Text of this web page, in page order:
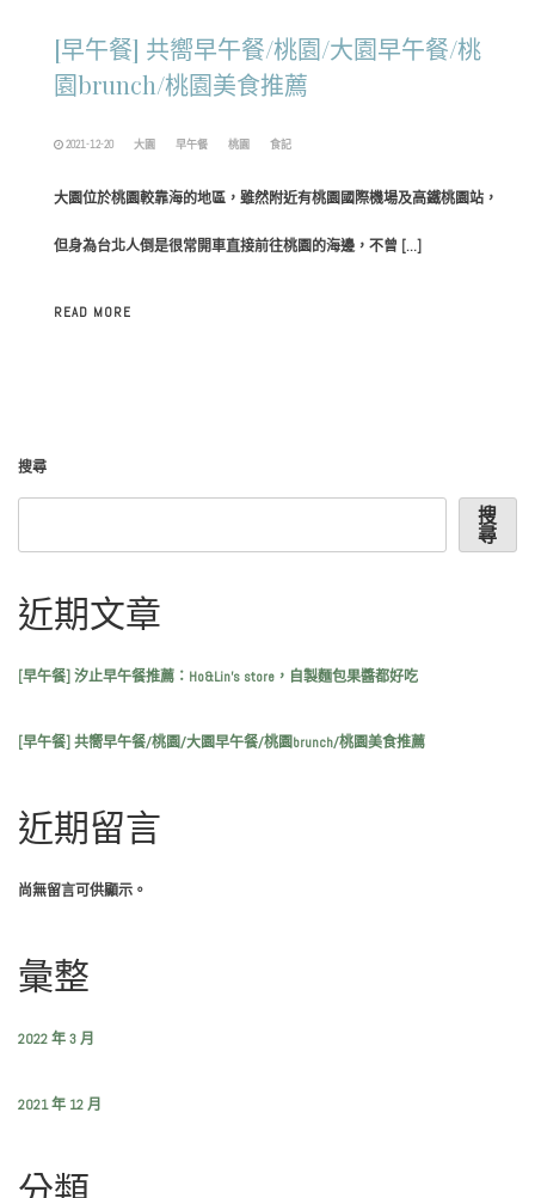
[早午餐] 共嚮早午餐/桃園/大園早午餐/桃
園brunch/桃園美食推薦
2021-12-20 大園 早午餐 桃園 食記
大園位於桃園較靠海的地區，雖然附近有桃園國際機場及高鐵桃園站，
但身為台北人倒是很常開車直接前往桃園的海邊，不曾 […]
READ MORE
搜尋
搜
尋
近期文章
[早午餐] 汐止早午餐推薦：Ho&Lin’s store，自製麵包果醬都好吃
[早午餐] 共嚮早午餐/桃園/大園早午餐/桃園brunch/桃園美食推薦
近期留言
尚無留言可供顯示。
彙整
2022 年 3 月
2021 年 12 月